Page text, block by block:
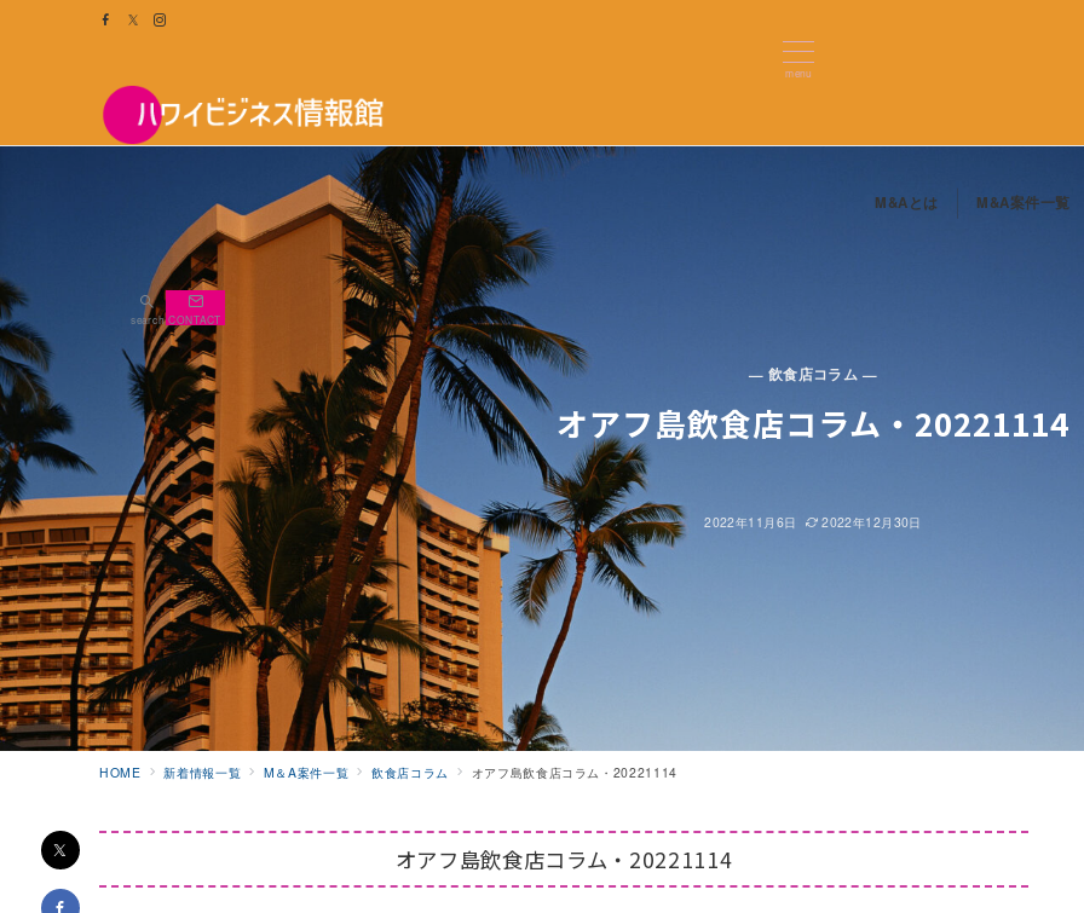
menu
M&Aとは M&A案件一覧
search CONTACT
— 飲食店コラム —
オアフ島飲食店コラム・20221114
2022年11月6日 2022年12月30日
HOME 新着情報一覧 M＆A案件一覧 飲食店コラム オアフ島飲食店コラム・20221114
オアフ島飲食店コラム・20221114